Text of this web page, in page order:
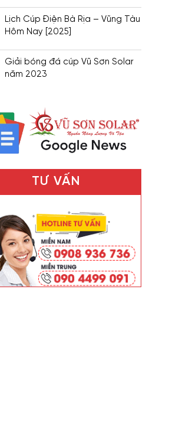
Lịch Cúp Điện Bà Rịa – Vũng Tàu
Hôm Nay [2025]
Giải bóng đá cúp Vũ Sơn Solar
năm 2023
TƯ VẤN